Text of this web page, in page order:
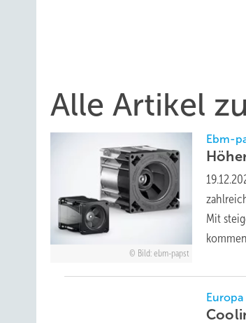
Alle Artikel
Bild: ebm-papst
Ebm-
Mit
Europa